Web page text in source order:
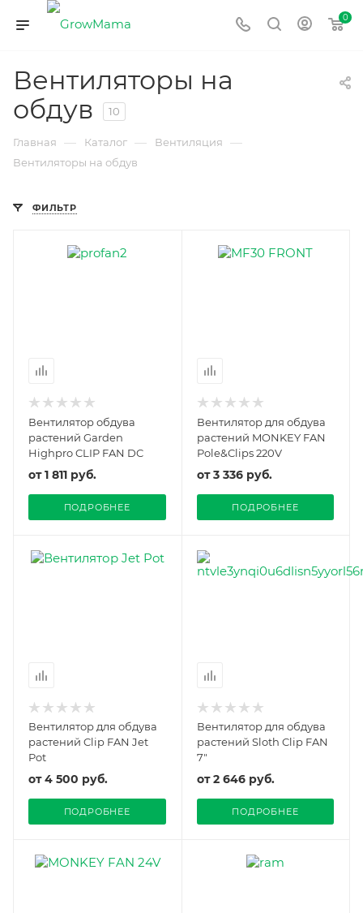
0
Вентиляторы на
обдув
10
Главная — Каталог — Вентиляция —
Вентиляторы на обдув
ФИЛЬТР
Вентилятор обдува
растений Garden
Highpro CLIP FAN DC
от1 811 руб.
ПОДРОБНЕЕ
Вентилятор для обдува
растений MONKEY FAN
Pole&Clips 220V
от3 336 руб.
ПОДРОБНЕЕ
Вентилятор для обдува
растений Clip FAN Jet
Pot
от4 500 руб.
ПОДРОБНЕЕ
Вентилятор для обдува
растений Sloth Clip FAN
7"
от2 646 руб.
ПОДРОБНЕЕ